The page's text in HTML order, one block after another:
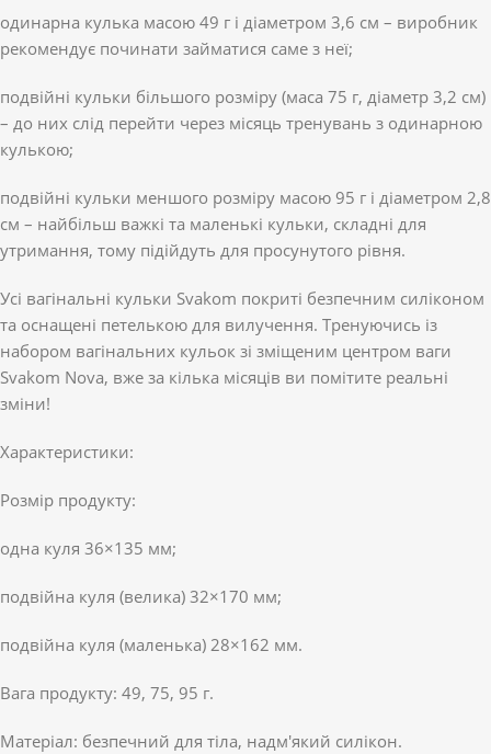
одинарна кулька масою 49 г і діаметром 3,6 см – виробник
рекомендує починати займатися саме з неї;
подвійні кульки більшого розміру (маса 75 г, діаметр 3,2 см)
– до них слід перейти через місяць тренувань з одинарною
кулькою;
подвійні кульки меншого розміру масою 95 г і діаметром 2,8
см – найбільш важкі та маленькі кульки, складні для
утримання, тому підійдуть для просунутого рівня.
Усі вагінальні кульки Svakom покриті безпечним силіконом
та оснащені петелькою для вилучення. Тренуючись із
набором вагінальних кульок зі зміщеним центром ваги
Svakom Nova, вже за кілька місяців ви помітите реальні
зміни!
Характеристики:
Розмір продукту:
одна куля 36×135 мм;
подвійна куля (велика) 32×170 мм;
подвійна куля (маленька) 28×162 мм.
Вага продукту: 49, 75, 95 г.
Матеріал: безпечний для тіла, надм'який силікон.